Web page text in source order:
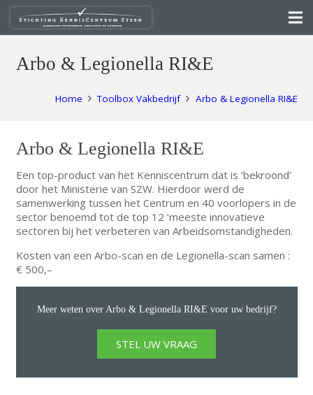
Arbo & Legionella RI&E
Home Toolbox Vakbedrijf Arbo & Legionella RI&E
Arbo & Legionella RI&E
Een top-product van het Kenniscentrum dat is ‘bekroond’
door het Ministerie van SZW. Hierdoor werd de
samenwerking tussen het Centrum en 40 voorlopers in de
sector benoemd tot de top 12 ‘meeste innovatieve
sectoren bij het verbeteren van Arbeidsomstandigheden.
Kosten van een Arbo-scan en de Legionella-scan samen :
€ 500,–
Meer weten over Arbo & Legionella RI&E voor uw bedrijf?
STEL UW VRAAG